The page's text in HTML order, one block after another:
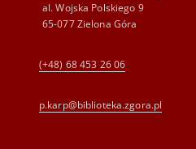
al. Wojska Polskiego 9
65-077 Zielona Góra
(+48) 68 453 26 06
p.karp@biblioteka.zgora.pl